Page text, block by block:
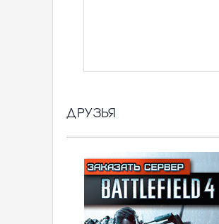
ДРУЗЬЯ